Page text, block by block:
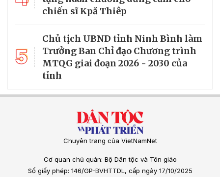
chiến sĩ Kpă Thiêp
5
Chủ tịch UBND tỉnh Ninh Bình làm
Trưởng Ban Chỉ đạo Chương trình
MTQG giai đoạn 2026 - 2030 của
tỉnh
Chuyên trang của VietNamNet
Cơ quan chủ quản: Bộ Dân tộc và Tôn giáo
Số giấy phép: 146/GP-BVHTTDL, cấp ngày 17/10/2025